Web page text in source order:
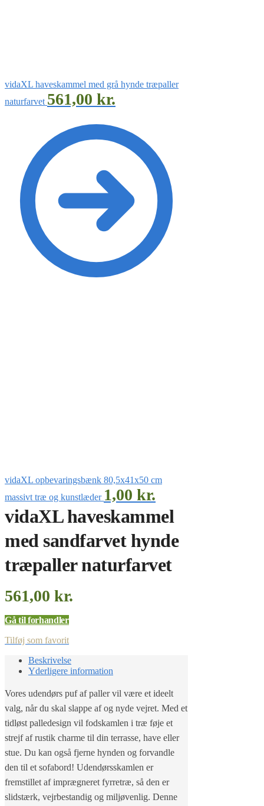
vidaXL haveskammel med grå hynde træpaller
naturfarvet 561,00 kr.
vidaXL opbevaringsbænk 80,5x41x50 cm
massivt træ og kunstlæder 1,00 kr.
vidaXL haveskammel
med sandfarvet hynde
træpaller naturfarvet
561,00 kr.
Gå til forhandler
Tilføj som favorit
Beskrivelse
Yderligere information
Vores udendørs puf af paller vil være et ideelt
valg, når du skal slappe af og nyde vejret. Med et
tidløst palledesign vil fodskamlen i træ føje et
strejf af rustik charme til din terrasse, have eller
stue. Du kan også fjerne hynden og forvandle
den til et sofabord! Udendørsskamlen er
fremstillet af imprægneret fyrretræ, så den er
slidstærk, vejrbestandig og miljøvenlig. Denne